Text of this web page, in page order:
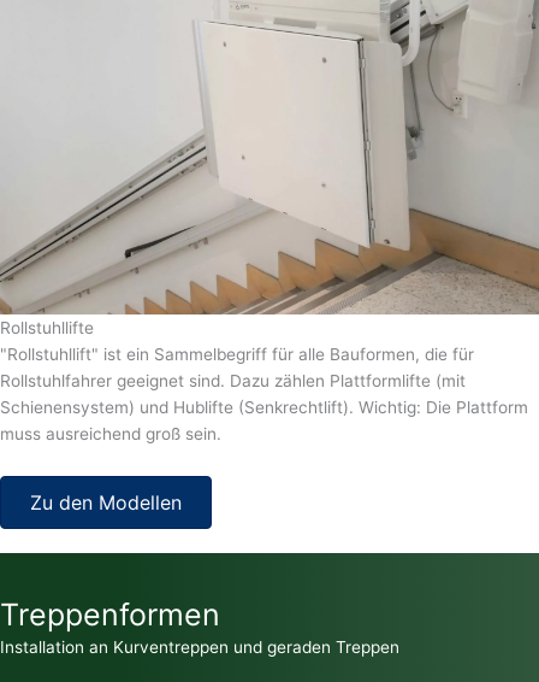
Rollstuhllifte
"Rollstuhllift" ist ein Sammelbegriff für alle Bauformen, die für
Rollstuhlfahrer geeignet sind. Dazu zählen Plattformlifte (mit
Schienensystem) und Hublifte (Senkrechtlift). Wichtig: Die Plattform
muss ausreichend groß sein.
Zu den Modellen
Treppenformen
Installation an Kurventreppen und geraden Treppen